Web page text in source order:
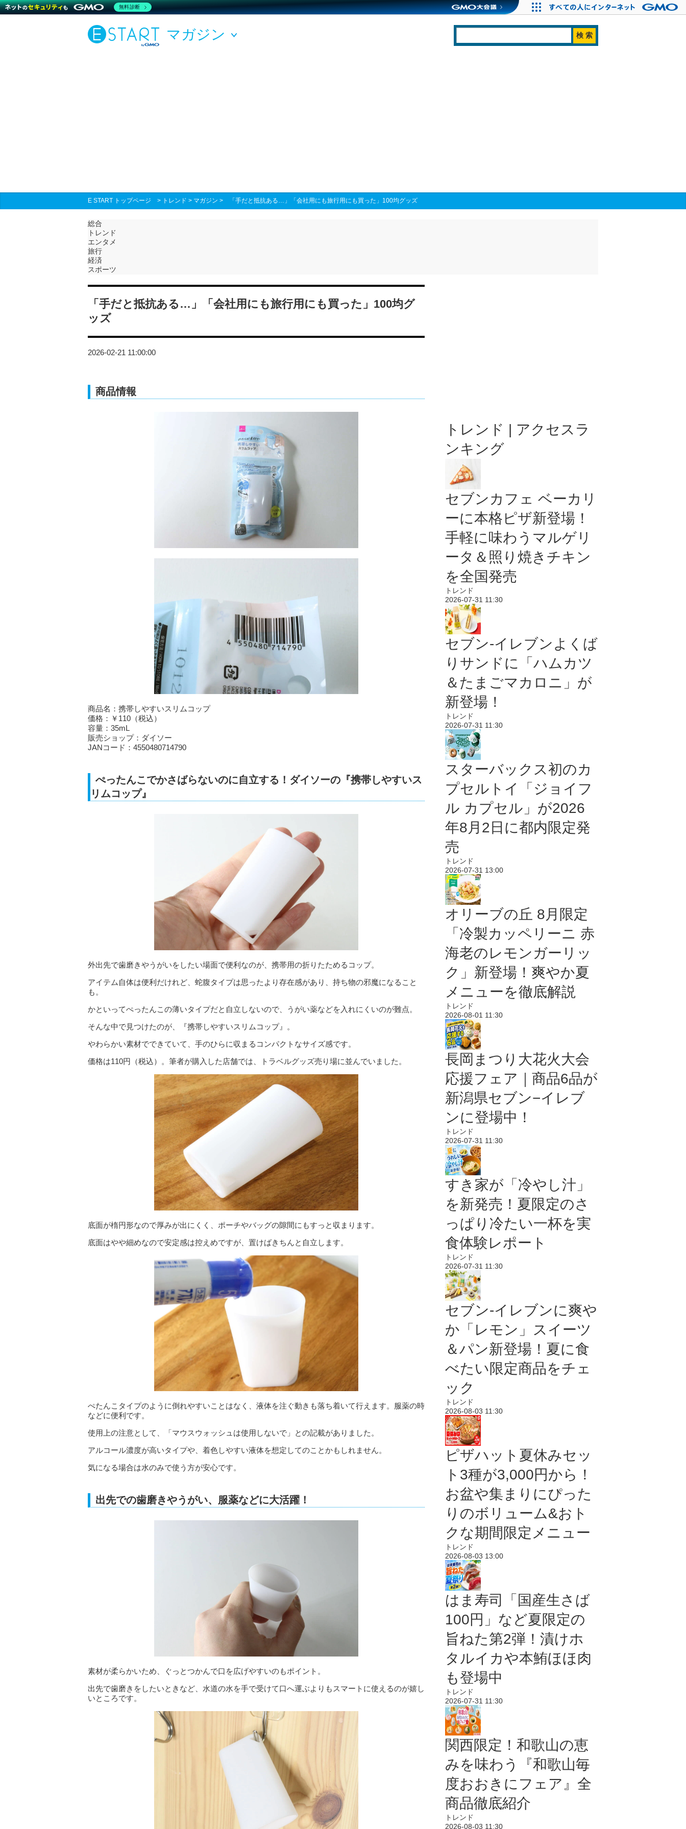
マガジン
E START トップページ > トレンド > マガジン > 「手だと抵抗ある…」「会社用にも旅行用にも買った」100均グッズ
総合
トレンド
エンタメ
旅行
経済
スポーツ
「手だと抵抗ある…」「会社用にも旅行用にも買った」100均グ
ッズ
2026-02-21 11:00:00
商品情報
商品名：携帯しやすいスリムコップ
価格：￥110（税込）
容量：35mL
販売ショップ：ダイソー
JANコード：4550480714790
ぺったんこでかさばらないのに自立する！ダイソーの『携帯しやすいス
リムコップ』
外出先で歯磨きやうがいをしたい場面で便利なのが、携帯用の折りたためるコップ。
アイテム自体は便利だけれど、蛇腹タイプは思ったより存在感があり、持ち物の邪魔になること
も。
かといってぺったんこの薄いタイプだと自立しないので、うがい薬などを入れにくいのが難点。
そんな中で見つけたのが、『携帯しやすいスリムコップ』。
やわらかい素材でできていて、手のひらに収まるコンパクトなサイズ感です。
価格は110円（税込）。筆者が購入した店舗では、トラベルグッズ売り場に並んでいました。
底面が楕円形なので厚みが出にくく、ポーチやバッグの隙間にもすっと収まります。
底面はやや細めなので安定感は控えめですが、置けばきちんと自立します。
ぺたんこタイプのように倒れやすいことはなく、液体を注ぐ動きも落ち着いて行えます。服薬の時
などに便利です。
使用上の注意として、「マウスウォッシュは使用しないで」との記載がありました。
アルコール濃度が高いタイプや、着色しやすい液体を想定してのことかもしれません。
気になる場合は水のみで使う方が安心です。
出先での歯磨きやうがい、服薬などに大活躍！
素材が柔らかいため、ぐっとつかんで口を広げやすいのもポイント。
出先で歯磨きをしたいときなど、水道の水を手で受けて口へ運ぶよりもスマートに使えるのが嬉し
いところです。
トレンド | アクセスラ
ンキング
セブンカフェ ベーカリ
ーに本格ピザ新登場！
手軽に味わうマルゲリ
ータ＆照り焼きチキン
を全国発売
トレンド
2026-07-31 11:30
セブン‐イレブンよくば
りサンドに「ハムカツ
＆たまごマカロニ」が
新登場！
トレンド
2026-07-31 11:30
スターバックス初のカ
プセルトイ「ジョイフ
ル カプセル」が2026
年8月2日に都内限定発
売
トレンド
2026-07-31 13:00
オリーブの丘 8月限定
「冷製カッペリーニ 赤
海老のレモンガーリッ
ク」新登場！爽やか夏
メニューを徹底解説
トレンド
2026-08-01 11:30
長岡まつり大花火大会
応援フェア｜商品6品が
新潟県セブン−イレブ
ンに登場中！
トレンド
2026-07-31 11:30
すき家が「冷やし汁」
を新発売！夏限定のさ
っぱり冷たい一杯を実
食体験レポート
トレンド
2026-07-31 11:30
セブン‐イレブンに爽や
か「レモン」スイーツ
＆パン新登場！夏に食
べたい限定商品をチェ
ック
トレンド
2026-08-03 11:30
ピザハット夏休みセッ
ト3種が3,000円から！
お盆や集まりにぴった
りのボリューム&おト
クな期間限定メニュー
トレンド
2026-08-03 13:00
はま寿司「国産生さば
100円」など夏限定の
旨ねた第2弾！漬けホ
タルイカや本鮪ほほ肉
も登場中
トレンド
2026-07-31 11:30
関西限定！和歌山の恵
みを味わう『和歌山毎
度おおきにフェア』全
商品徹底紹介
トレンド
2026-08-03 11:30
無料診断